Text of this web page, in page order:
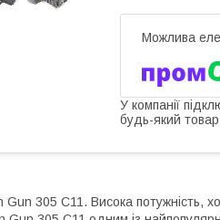
У компанії
будь-який
305 C11. Висока потужність,